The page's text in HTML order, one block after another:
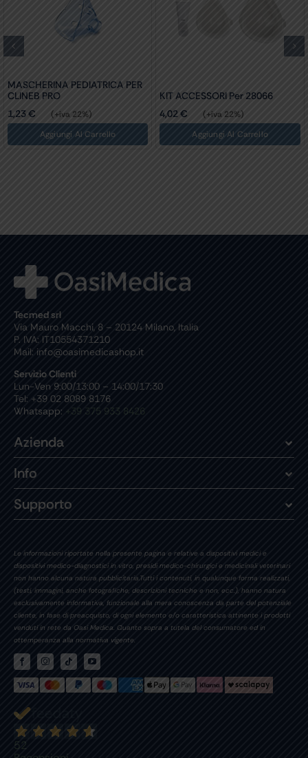
MASCHERINA PEDIATRICA PER
CLINEB PRO
1,23 €
(+iva 22%)
Aggiungi Al Carrello
KIT ACCESSORI Per 28066
4,02€
(+iva 22%)
Aggiungi Al Carrello
Tecmed srl
Via Mauro Macchi, 8 – 20124 Milano, Italia
P. IVA: IT10554371210
Mail: info@oasimedicashop.it
Servizio Clienti
Lun-Ven 9:00/13:00 – 14:00/17:30
Tel: +39 02 8089 8176
Whatsapp: +39 375 933 8426
Azienda
Info
Supporto
Le informazioni riportate nella presente pagina e relative a dispositivi medici e
dispositivi medico-diagnostici in vitro, presidi medico-chirurgici e medicinali veterinari
non hanno alcuna natura pubblicitaria.Tutti i contenuti, in qualunque forma realizzati,
(testi, immagini, anche fotografiche, descrizioni tecniche e non, ecc.), hanno natura
esclusivamente informativa, funzionale alla mera conoscenza da parte del potenziale
cliente, in fase di preacquisto, di ogni elemento e/o caratteristica attinente i prodotti
venduti in rete da Oasi Medica. Quanto sopra a tutela del consumatore ed in
ottemperanza alla normativa vigente.
52